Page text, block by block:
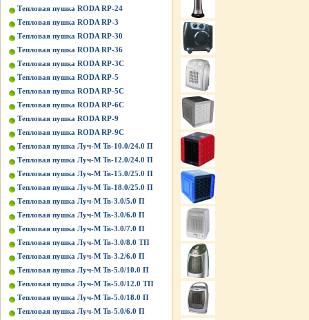
Тепловая пушка RODA RP-24
Тепловая пушка RODA RP-3
Тепловая пушка RODA RP-30
Тепловая пушка RODA RP-36
Тепловая пушка RODA RP-3C
Тепловая пушка RODA RP-5
Тепловая пушка RODA RP-5C
Тепловая пушка RODA RP-6C
Тепловая пушка RODA RP-9
Тепловая пушка RODA RP-9C
Тепловая пушка Луч-М Тв-10.0/24.0 П
Тепловая пушка Луч-М Тв-12.0/24.0 П
Тепловая пушка Луч-М Тв-15.0/25.0 П
Тепловая пушка Луч-М Тв-18.0/25.0 П
Тепловая пушка Луч-М Тв-3.0/5.0 П
Тепловая пушка Луч-М Тв-3.0/6.0 П
Тепловая пушка Луч-М Тв-3.0/7.0 П
Тепловая пушка Луч-М Тв-3.0/8.0 ТП
Тепловая пушка Луч-М Тв-3.2/6.0 П
Тепловая пушка Луч-М Тв-5.0/10.0 П
Тепловая пушка Луч-М Тв-5.0/12.0 ТП
Тепловая пушка Луч-М Тв-5.0/18.0 П
Тепловая пушка Луч-М Тв-5.0/6.0 П